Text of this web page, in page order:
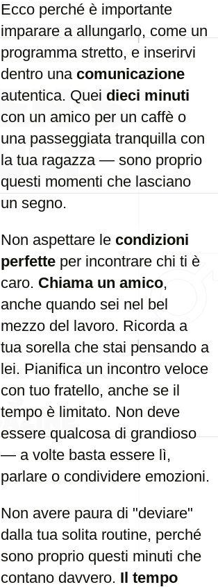
Ecco perché è importante
imparare a allungarlo, come un
programma stretto, e inserirvi
dentro una comunicazione
autentica. Quei dieci minuti
con un amico per un caffè o
una passeggiata tranquilla con
la tua ragazza — sono proprio
questi momenti che lasciano
un segno.
Non aspettare le condizioni
perfette per incontrare chi ti è
caro. Chiama un amico,
anche quando sei nel bel
mezzo del lavoro. Ricorda a
tua sorella che stai pensando a
lei. Pianifica un incontro veloce
con tuo fratello, anche se il
tempo è limitato. Non deve
essere qualcosa di grandioso
— a volte basta essere lì,
parlare o condividere emozioni.
Non avere paura di "deviare"
dalla tua solita routine, perché
sono proprio questi minuti che
contano davvero. Il tempo